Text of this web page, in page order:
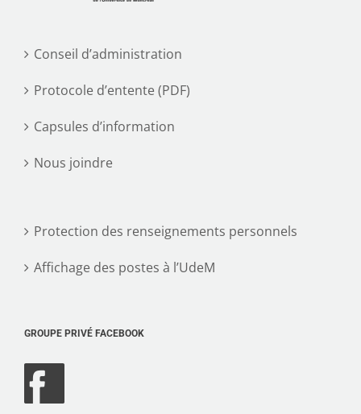
Conseil d’administration
Protocole d’entente (PDF)
Capsules d’information
Nous joindre
Protection des renseignements personnels
Affichage des postes à l’UdeM
GROUPE PRIVÉ FACEBOOK